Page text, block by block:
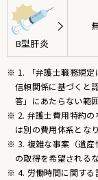
B型肝炎
※ 1. 「弁護士職務規定
信頼関係に基づくと
答」にあたらない範
※ 2. 弁護士費用特約の
は別の費用体系となり
※ 3. 複雑な事案（遺産
の取得を希望される
※ 4. 労働時間に関する